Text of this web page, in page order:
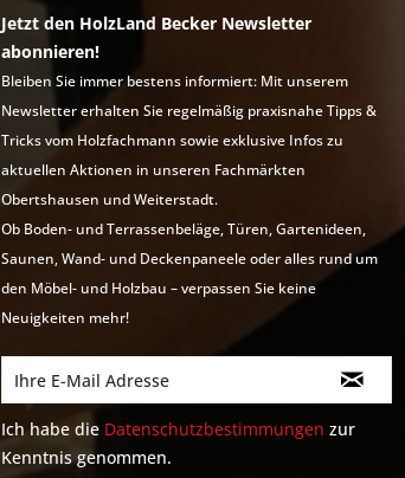
Jetzt den HolzLand Becker Newsletter
abonnieren!
Bleiben Sie immer bestens informiert: Mit unserem
Newsletter erhalten Sie regelmäßig praxisnahe Tipps &
Tricks vom Holzfachmann sowie exklusive Infos zu
aktuellen Aktionen in unseren Fachmärkten
Obertshausen und Weiterstadt.
Ob Boden- und Terrassenbeläge, Türen, Gartenideen,
Saunen, Wand- und Deckenpaneele oder alles rund um
den Möbel- und Holzbau – verpassen Sie keine
Neuigkeiten mehr!
Ich habe die Datenschutzbestimmungen zur
Kenntnis genommen.